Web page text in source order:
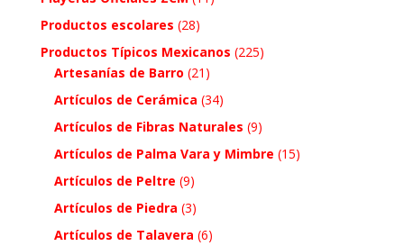
Productos escolares (28)
Productos Típicos Mexicanos (225)
Artesanías de Barro (21)
Artículos de Cerámica (34)
Artículos de Fibras Naturales (9)
Artículos de Palma Vara y Mimbre (15)
Artículos de Peltre (9)
Artículos de Piedra (3)
Artículos de Talavera (6)